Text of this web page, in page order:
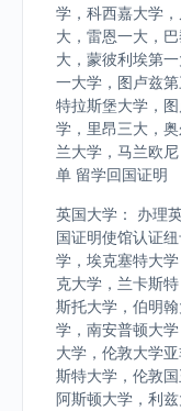
学，科西嘉大学
大，雷恩一大，
大，蒙彼利埃第
一大学，图卢兹
特拉斯堡大学，
学，里昂三大，
兰大学，马兰欧
单 留学回国证明
英国大学： 办理
国证明使馆认证
学，埃克塞特大
克大学，兰卡斯
斯托大学，伯明
学，南安普顿大
大学，伦敦大学
斯特大学，伦敦
阿斯顿大学，利